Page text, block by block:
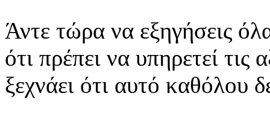
Άντε τώρα να εξηγήσεις
ότι πρέπει να υπηρετεί τις
ξεχνάει ότι αυτό καθόλου